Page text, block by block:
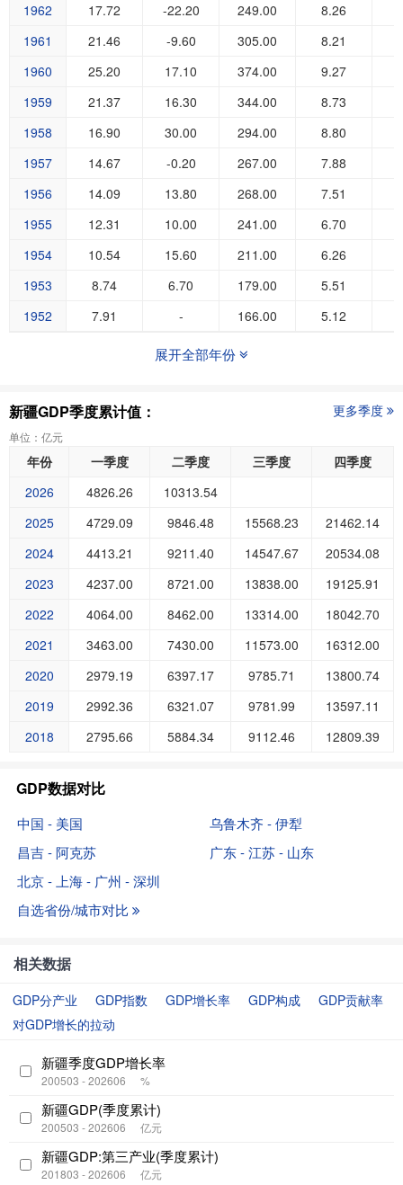
1962 17.72 -22.20 249.00 8.26
1961
21.46 -9.60 305.00 8.21
1960
25.20 17.10 374.00 9.27
1959
21.37 16.30 344.00 8.73
1958
16.90 30.00 294.00 8.80
1957
14.67 -0.20 267.00 7.88
1956
14.09 13.80 268.00 7.51
1955
12.31 10.00 241.00 6.70
1954
10.54 15.60 211.00 6.26
1953
8.74 6.70 179.00 5.51
1952
7.91 - 166.00 5.12
展开全部年份
新疆GDP季度累计值： 更多季度
单位：亿元
年份 一季度 二季度 三季度
四季度
2026
4826.26
10313.54
2025
4729.09 9846.48 15568.23
21462.14
2024
4413.21 9211.40 14547.67
20534.08
2023
4237.00 8721.00 13838.00
19125.91
2022
4064.00 8462.00 13314.00
18042.70
2021
3463.00 7430.00 11573.00
16312.00
2020
2979.19 6397.17 9785.71
13800.74
2019
2992.36 6321.07 9781.99
13597.11
2018
2795.66 5884.34 9112.46 12809.39
GDP数据对比
中国 - 美国
乌鲁木齐 - 伊犁
昌吉 - 阿克苏
广东 - 江苏 - 山东
北京 - 上海 - 广州 - 深圳
自选省份/城市对比
相关数据
GDP分产业 GDP指数 GDP增长率 GDP构成
GDP贡献率
对GDP增长的拉动
新疆季度GDP增长率
200503 - 202606 %
新疆GDP(季度累计)
200503 - 202606 亿元
新疆GDP:第三产业(季度累计)
201803 - 202606 亿元